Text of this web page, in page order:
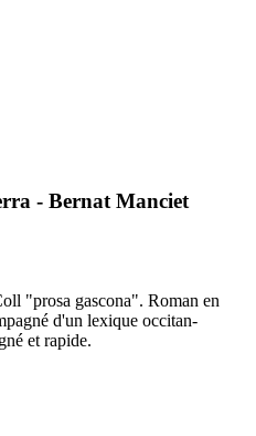
- Bernat Manciet
"prosa gascona". Roman en
d'un lexique occitan-
et rapide.